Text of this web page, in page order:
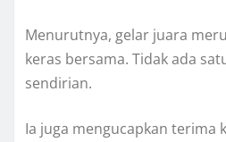
Menurutnya, gelar juara
keras bersama. Tidak ada
sendirian.
Ia juga mengucapkan terima